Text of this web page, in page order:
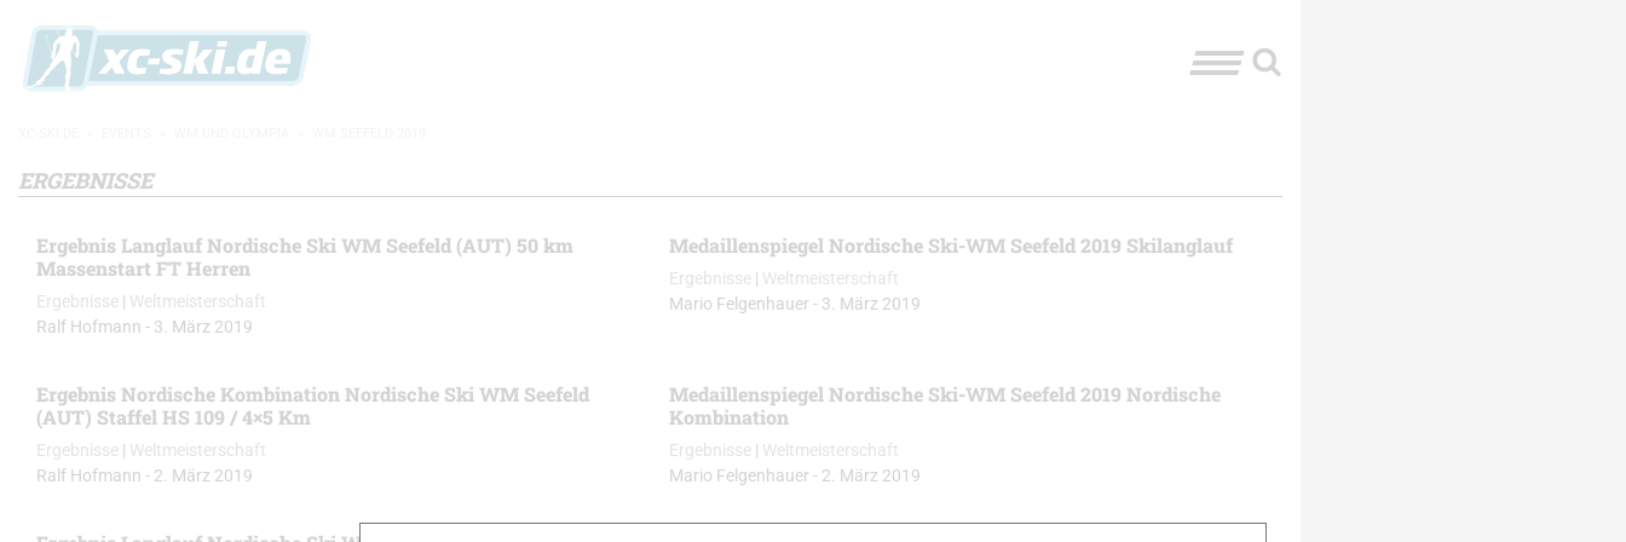
ERGEBNISSE
Ergebnis Langlauf Nordische Ski WM Seefeld (AUT) 50 km
Massenstart FT Herren
Ergebnisse | Weltmeisterschaft
Ralf Hofmann - 3. März 2019
Medaillenspiegel Nordische Ski-WM Seefeld 2019 Skilanglauf
Ergebnisse| Weltmeisterschaft
Mario Felgenhauer - 3. März 2019
Ergebnis Nordische Kombination Nordische Ski WM Seefeld
(AUT) Staffel HS 109 / 4×5 Km
Ergebnisse | Weltmeisterschaft
Ralf Hofmann - 2. März 2019
Medaillenspiegel Nordische Ski-WM Seefeld 2019 Nordische
Kombination
Ergebnisse| Weltmeisterschaft
Mario Felgenhauer - 2. März 2019